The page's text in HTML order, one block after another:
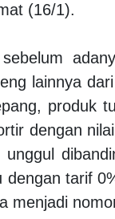
(16/1).
lainnya
produk
dengan
dengan tarif
menjadi